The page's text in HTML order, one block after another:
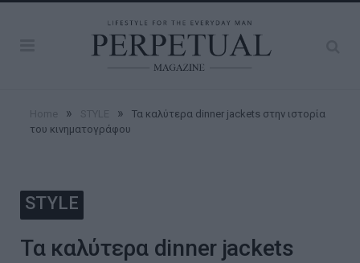
» »
Τα καλύτερα dinner jackets στην ιστορία
του κινηματογράφου
STYLE
Τα καλύτερα dinner jackets